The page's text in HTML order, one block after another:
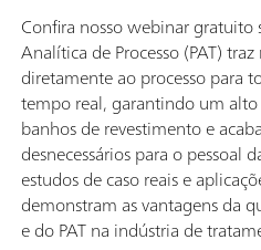
Confira nosso webinar
Analítica de Processo (PAT)
diretamente ao processo para
tempo real, garantindo um
banhos de revestimento e
desnecessários para o pessoal
estudos de caso reais e
demonstram as vantagens da
e do PAT na indústria de